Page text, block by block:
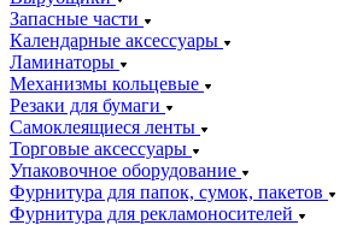
Запасные части
Календарные аксессуары
Ламинаторы
Механизмы кольцевые
Резаки для бумаги
Самоклеящиеся ленты
Торговые аксессуары
Упаковочное оборудование
Фурнитура для папок, сумок, пакетов
Фурнитура для рекламоносителей